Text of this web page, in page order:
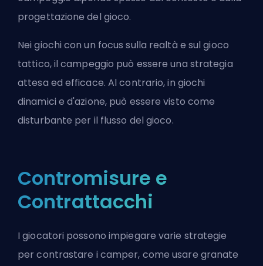
progettazione del gioco.
Nei giochi con un focus sulla realtà e sul gioco
tattico, il campeggio può essere una strategia
attesa ed efficace. Al contrario, in giochi
dinamici e d'azione, può essere visto come
disturbante per il flusso del gioco.
Contromisure e
Contrattacchi
I giocatori possono impiegare varie strategie
per contrastare i camper, come usare granate